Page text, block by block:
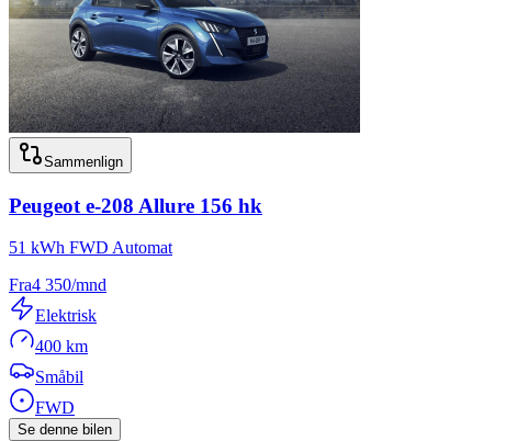
Sammenlign
Peugeot e-208 Allure 156 hk
51 kWh FWD Automat
Fra4 350/mnd
Elektrisk
400 km
Småbil
FWD
Se denne bilen